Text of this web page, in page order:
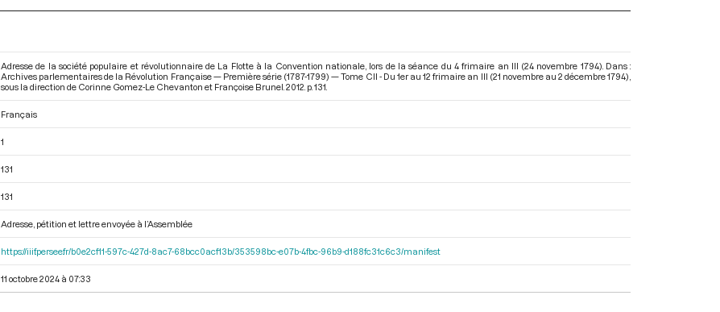
Adresse de la société populaire et révolutionnaire de La Flotte à la Convention nationale, lors de la séance du 4 frimaire an III (24 novembre 1794). Dans :
Archives parlementaires de la Révolution Française — Première série (1787-1799) — Tome CII - Du 1er au 12 frimaire an III (21 novembre au 2 décembre 1794)
sous la direction de Corinne Gomez-Le Chevanton et Françoise Brunel. 2012. p. 131.
Français
1
131
131
Adresse, pétition et lettre envoyée à l’Assemblée
https://iiif.persee.fr/b0e2cf11-597c-427d-8ac7-68bcc0acf13b/353598bc-e07b-4fbc-96b9-d188fc31c6c3/manifest
11 octobre 2024 à 07:33